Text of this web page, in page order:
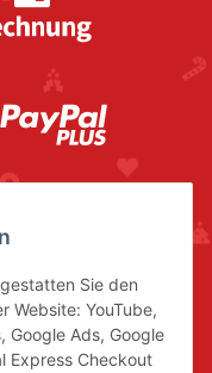
Sie den
Website: YouTube,
Google Ads, Google
Express Checkout